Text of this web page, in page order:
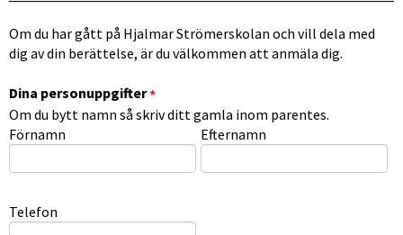
Om du har gått på Hjalmar Strömerskolan och vill dela med
dig av din berättelse, är du välkommen att anmäla dig.
Dina personuppgifter*(obligatorisk)
Om du bytt namn så skriv ditt gamla inom parentes.
Dina personuppgifter
Förnamn Efternamn
Telefon